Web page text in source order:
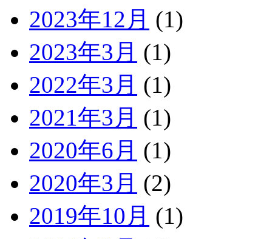
2023年12月 (1)
2023年3月 (1)
2022年3月 (1)
2021年3月 (1)
2020年6月 (1)
2020年3月 (2)
2019年10月 (1)